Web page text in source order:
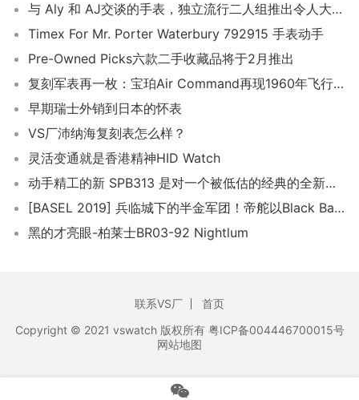
与 Aly 和 AJ交谈的手表，独立流行二人组推出令人大开眼界的复古手表系列
Timex For Mr. Porter Waterbury 792915 手表动手
Pre-Owned Picks六款二手收藏品将于2月推出
复刻军表再一枚：宝珀Air Command再现1960年飞行员表风采
早期瑞士外销到日本的怀表
VS厂沛纳海复刻表怎么样？
灵活变通就是香港精神HID Watch
动手精工的新 SPB313 是对一个被低估的经典的全新诠释
[BASEL 2019] 兵临城下的半金军团！帝舵以Black Bay为主帅的一年
黑的才亮眼-柏莱士BR03-92 Nightlum
联系VS厂
首页
Copyright © 2021 vswatch 版权所有 粤ICP备004446700015号
网站地图